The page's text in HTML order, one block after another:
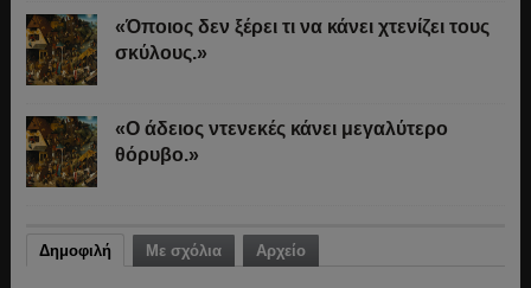
«Όποιος δεν ξέρει τι να κάνει χτενίζει τους
σκύλους.»
«Ο άδειος ντενεκές κάνει μεγαλύτερο
θόρυβο.»
Δημοφιλή Με σχόλια Αρχείο